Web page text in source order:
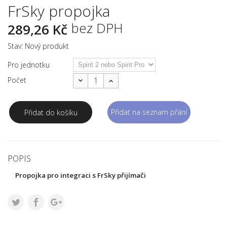
FrSky propojka
289,26 Kč bez DPH
Stav: Nový produkt
Pro jednotku
Počet
Přidat do košíku Přidat na seznam přání
POPIS
Propojka pro integraci s FrSky přijímači